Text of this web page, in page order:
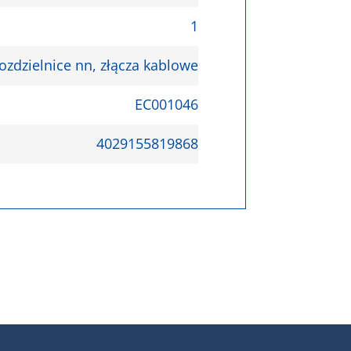
1
nn, złącza kablowe
EC001046
4029155819868